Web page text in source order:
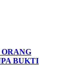
BUKTI